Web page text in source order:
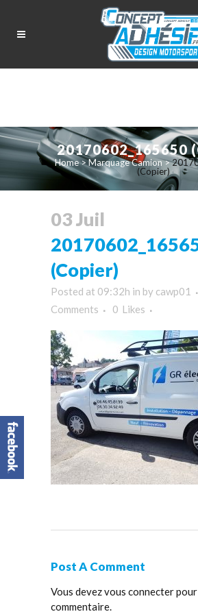
20170602_165650
Home>Marquage Camion>
(Copier)
03 Juil
(Copier)
Posted at 09:32h in by cawp01
Comments
0 Likes
Post A Comment
Vous devezvous connecter
commentaire.